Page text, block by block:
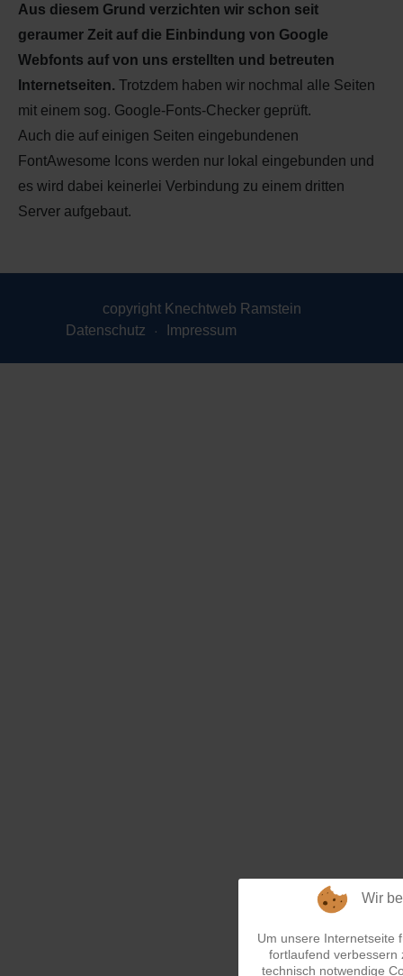
Aus diesem Grund verzichten wir schon seit
geraumer Zeit auf die Einbindung von Google
Webfonts auf von uns erstellten und betreuten
Internetseiten. Trotzdem haben wir nochmal alle Seiten
mit einem sog. Google-Fonts-Checker geprüft.
Auch die auf einigen Seiten eingebundenen
FontAwesome Icons werden nur lokal eingebunden und
es wird dabei keinerlei Verbindung zu einem dritten
Server aufgebaut.
copyright Knechtweb Ramstein
Datenschutz
Impressum
Wir
Um unsere Internetseite
fortlaufend verbessern
technisch notwendige